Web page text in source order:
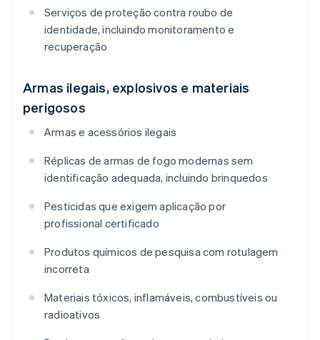
Serviços de proteção contra roubo de
identidade, incluindo monitoramento e
recuperação
Armas ilegais, explosivos e materiais
perigosos
Armas e acessórios ilegais
Réplicas de armas de fogo modernas sem
identificação adequada, incluindo brinquedos
Pesticidas que exigem aplicação por
profissional certificado
Produtos químicos de pesquisa com rotulagem
incorreta
Materiais tóxicos, inflamáveis, combustíveis ou
radioativos